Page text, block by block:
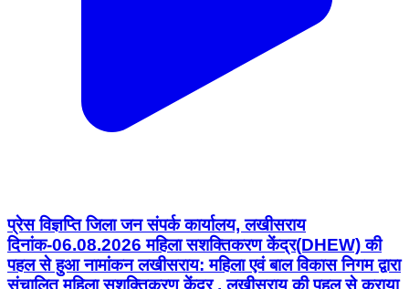
प्रेस विज्ञप्ति जिला जन संपर्क कार्यालय, लखीसराय
दिनांक-06.08.2026 महिला सशक्तिकरण केंद्र(DHEW) की
पहल से हुआ नामांकन लखीसराय: महिला एवं बाल विकास निगम द्वारा
संचालित महिला सशक्तिकरण केंद्र , लखीसराय की पहल से कराया